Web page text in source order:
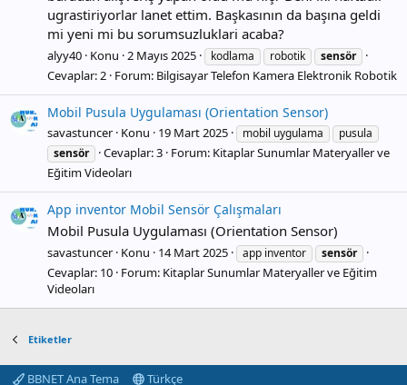
ugrastiriyorlar lanet ettim. Başkasının da başına geldi
mi yeni mi bu sorumsuzluklari acaba?
alyy40 Konu 2 Mayıs 2025 kodlama robotik sensör
Cevaplar: 2 Forum: Bilgisayar Telefon Kamera Elektronik Robotik
Mobil Pusula Uygulaması (Orientation Sensor)
savastuncer Konu 19 Mart 2025 mobil uygulama
pusula
sensör
Cevaplar: 3 Forum: Kitaplar Sunumlar Materyaller ve
Eğitim Videoları
App inventor Mobil Sensör Çalışmaları
Mobil Pusula Uygulaması (Orientation Sensor)
savastuncer Konu 14 Mart 2025 app inventor sensör
Cevaplar: 10 Forum: Kitaplar Sunumlar Materyaller ve Eğitim
Videoları
Etiketler
BBNET Ana Tema Türkçe